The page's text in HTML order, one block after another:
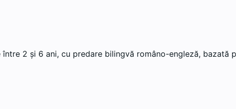
2 și 6 ani, cu predare bilingvă româno-engleză, bazată